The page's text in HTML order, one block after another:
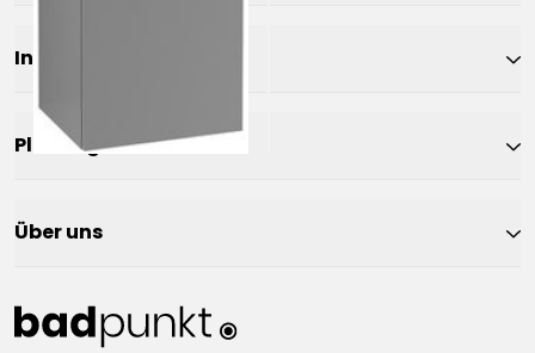
Inspiration
Planung
Über uns